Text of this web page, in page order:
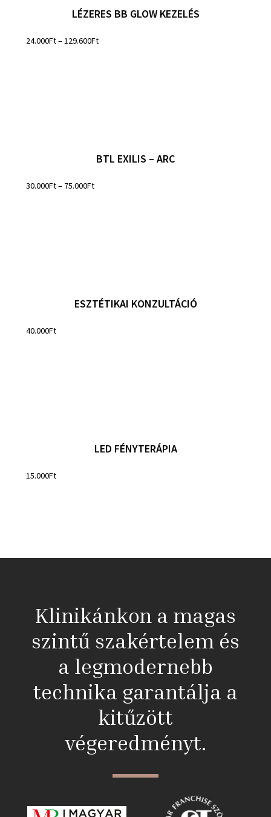
LÉZERES BB GLOW KEZELÉS
24.000Ft–129.600Ft
BTL EXILIS – ARC
30.000Ft– 75.000Ft
ESZTÉTIKAI KONZULTÁCIÓ
40.000Ft
LED FÉNYTERÁPIA
15.000Ft
Klinikánkon a magas
szintű szakértelem és
a legmodernebb
technika garantálja a
kitűzött
végeredményt.